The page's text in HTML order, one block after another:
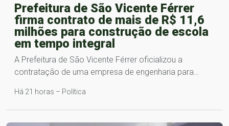
Prefeitura de São Vicente Férrer
firma contrato de mais de R$ 11,6
milhões para construção de escola
em tempo integral
A Prefeitura de São Vicente Férrer oficializou a
contratação de uma empresa de engenharia para…
Há 21 horas – Política